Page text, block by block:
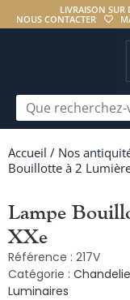
LIVRAISON SUR
NOUS CONTACTER
Accueil / Nos
Bouillotte à 2
Lampe
XXe
Référence : 217V
Catégorie :
Luminaires